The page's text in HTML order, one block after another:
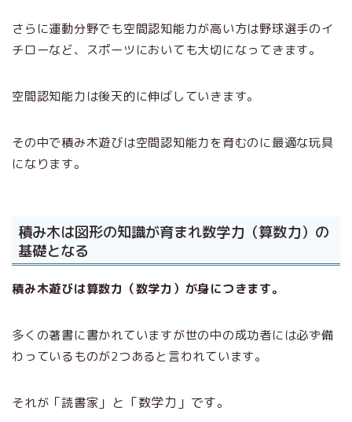
さらに運動分野でも空間認知能力が高い方は野球選手のイ
チローなど、スポーツにおいても大切になってきます。
空間認知能力は後天的に伸ばしていきます。
その中で積み木遊びは空間認知能力を育むのに最適な玩具
になります。
積み木は図形の知識が育まれ数学力（算数力）の
基礎となる
積み木遊びは算数力（数学力）が身につきます。
多くの著書に書かれていますが世の中の成功者には必ず備
わっているものが2つあると言われています。
それが「読書家 」と「数学力」です。